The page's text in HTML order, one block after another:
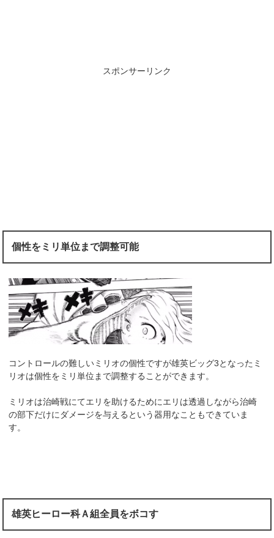
スポンサーリンク
個性をミリ単位まで調整可能
コントロールの難しいミリオの個性ですが雄英ビッグ3となったミ
リオは個性をミリ単位まで調整することができます。
ミリオは治崎戦にてエリを助けるためにエリは透過しながら治崎
の部下だけにダメージを与えるという器用なこともできていま
す。
雄英ヒーロー科Ａ組全員をボコす